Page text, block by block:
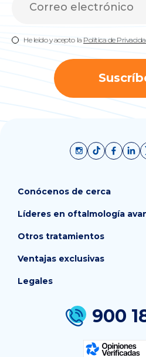
He leído y acepto la Política de
Conócenos de cerca
Líderes en oftalmología
Otros tratamientos
Ventajas exclusivas
900
Legales